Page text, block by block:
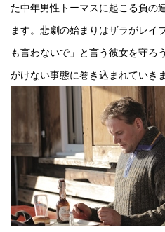
た中年男性トーマスに起こる負の
ます。悲劇の始まりはザラがレイ
も言わないで」と言う彼女を守ろ
がけない事態に巻き込まれていきま